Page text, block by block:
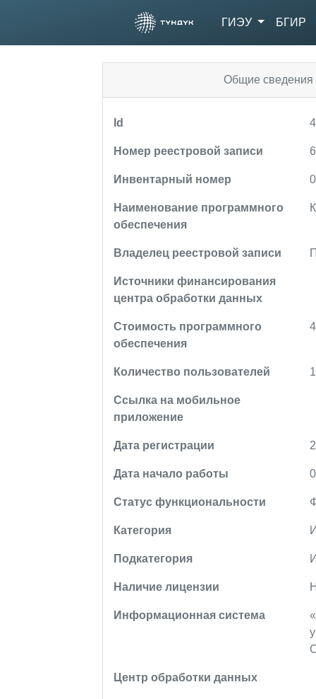
ГИЭУ БГИР
Общие сведения
Id
Номер реестровой записи
Инвентарный номер
Наименование программного
обеспечения
Владелец реестровой записи
Источники финансирования
центра обработки данных
Стоимость программного
обеспечения
Количество пользователей 1
Ссылка на мобильное
приложение
Дата регистрации
Дата начало работы
Статус функциональности
Категория
Подкатегория
Наличие лицензии
Информационная система
Центр обработки данных